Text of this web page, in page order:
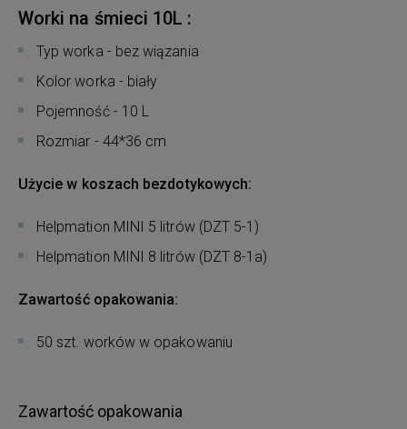
Worki na śmieci 10L :
Typ worka - bez wiązania
Kolor worka - biały
Pojemność - 10 L
Rozmiar - 44*36 cm
Użycie w koszach bezdotykowych:
Helpmation MINI 5 litrów (DZT 5-1)
Helpmation MINI 8 litrów (DZT 8-1a)
Zawartość opakowania:
50 szt. worków w opakowaniu
Zawartość opakowania